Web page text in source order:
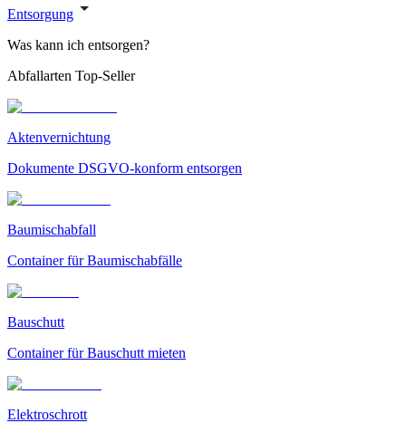
Entsorgung
Was kann ich entsorgen?
Abfallarten Top-Seller
Aktenvernichtung
Dokumente DSGVO-konform entsorgen
Baumischabfall
Container für Baumischabfälle
Bauschutt
Container für Bauschutt mieten
Elektroschrott